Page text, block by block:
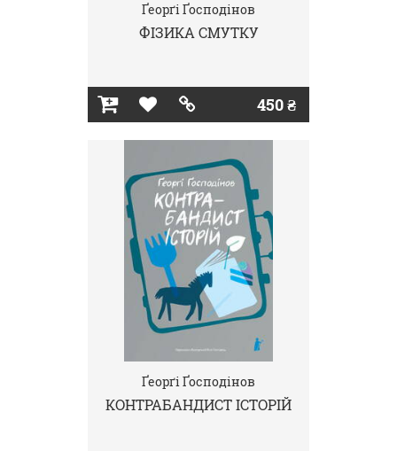
Ґеорґі Ґосподінов
ФІЗИКА СМУТКУ
450 ₴
Ґеорґі Ґосподінов
КОНТРАБАНДИСТ ІСТОРІЙ